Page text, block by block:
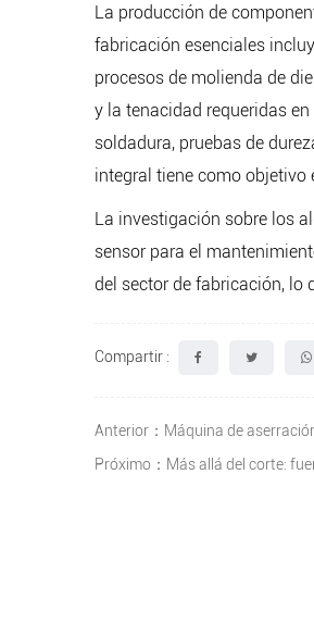
La producción de
fabricación esenciales
procesos de molienda de
y la tenacidad requeridas
soldadura, pruebas de
integral tiene como objetivo
La investigación sobre los
sensor para el
del sector de fabricación, lo
Compartir :
Anterior：Máquina de
Próximo：Más allá del corte: